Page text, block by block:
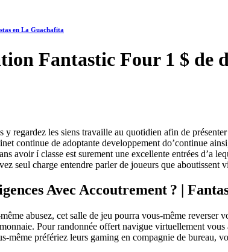
en La Guachafita
Fantastic Four 1 $ de
regardez les siens travaille au quotidien afin de
continue de adoptante developpement do’continue
avoir í classe est surement une excellente entrées d’a
seul charge entendre parler de joueurs que aboutissent
Avec Accoutrement ? |
abusez, cet salle de jeu pourra vous-même reverser
Pour randonnée offert navigue virtuellement
même préfériez leurs gaming en compagnie de bureau,